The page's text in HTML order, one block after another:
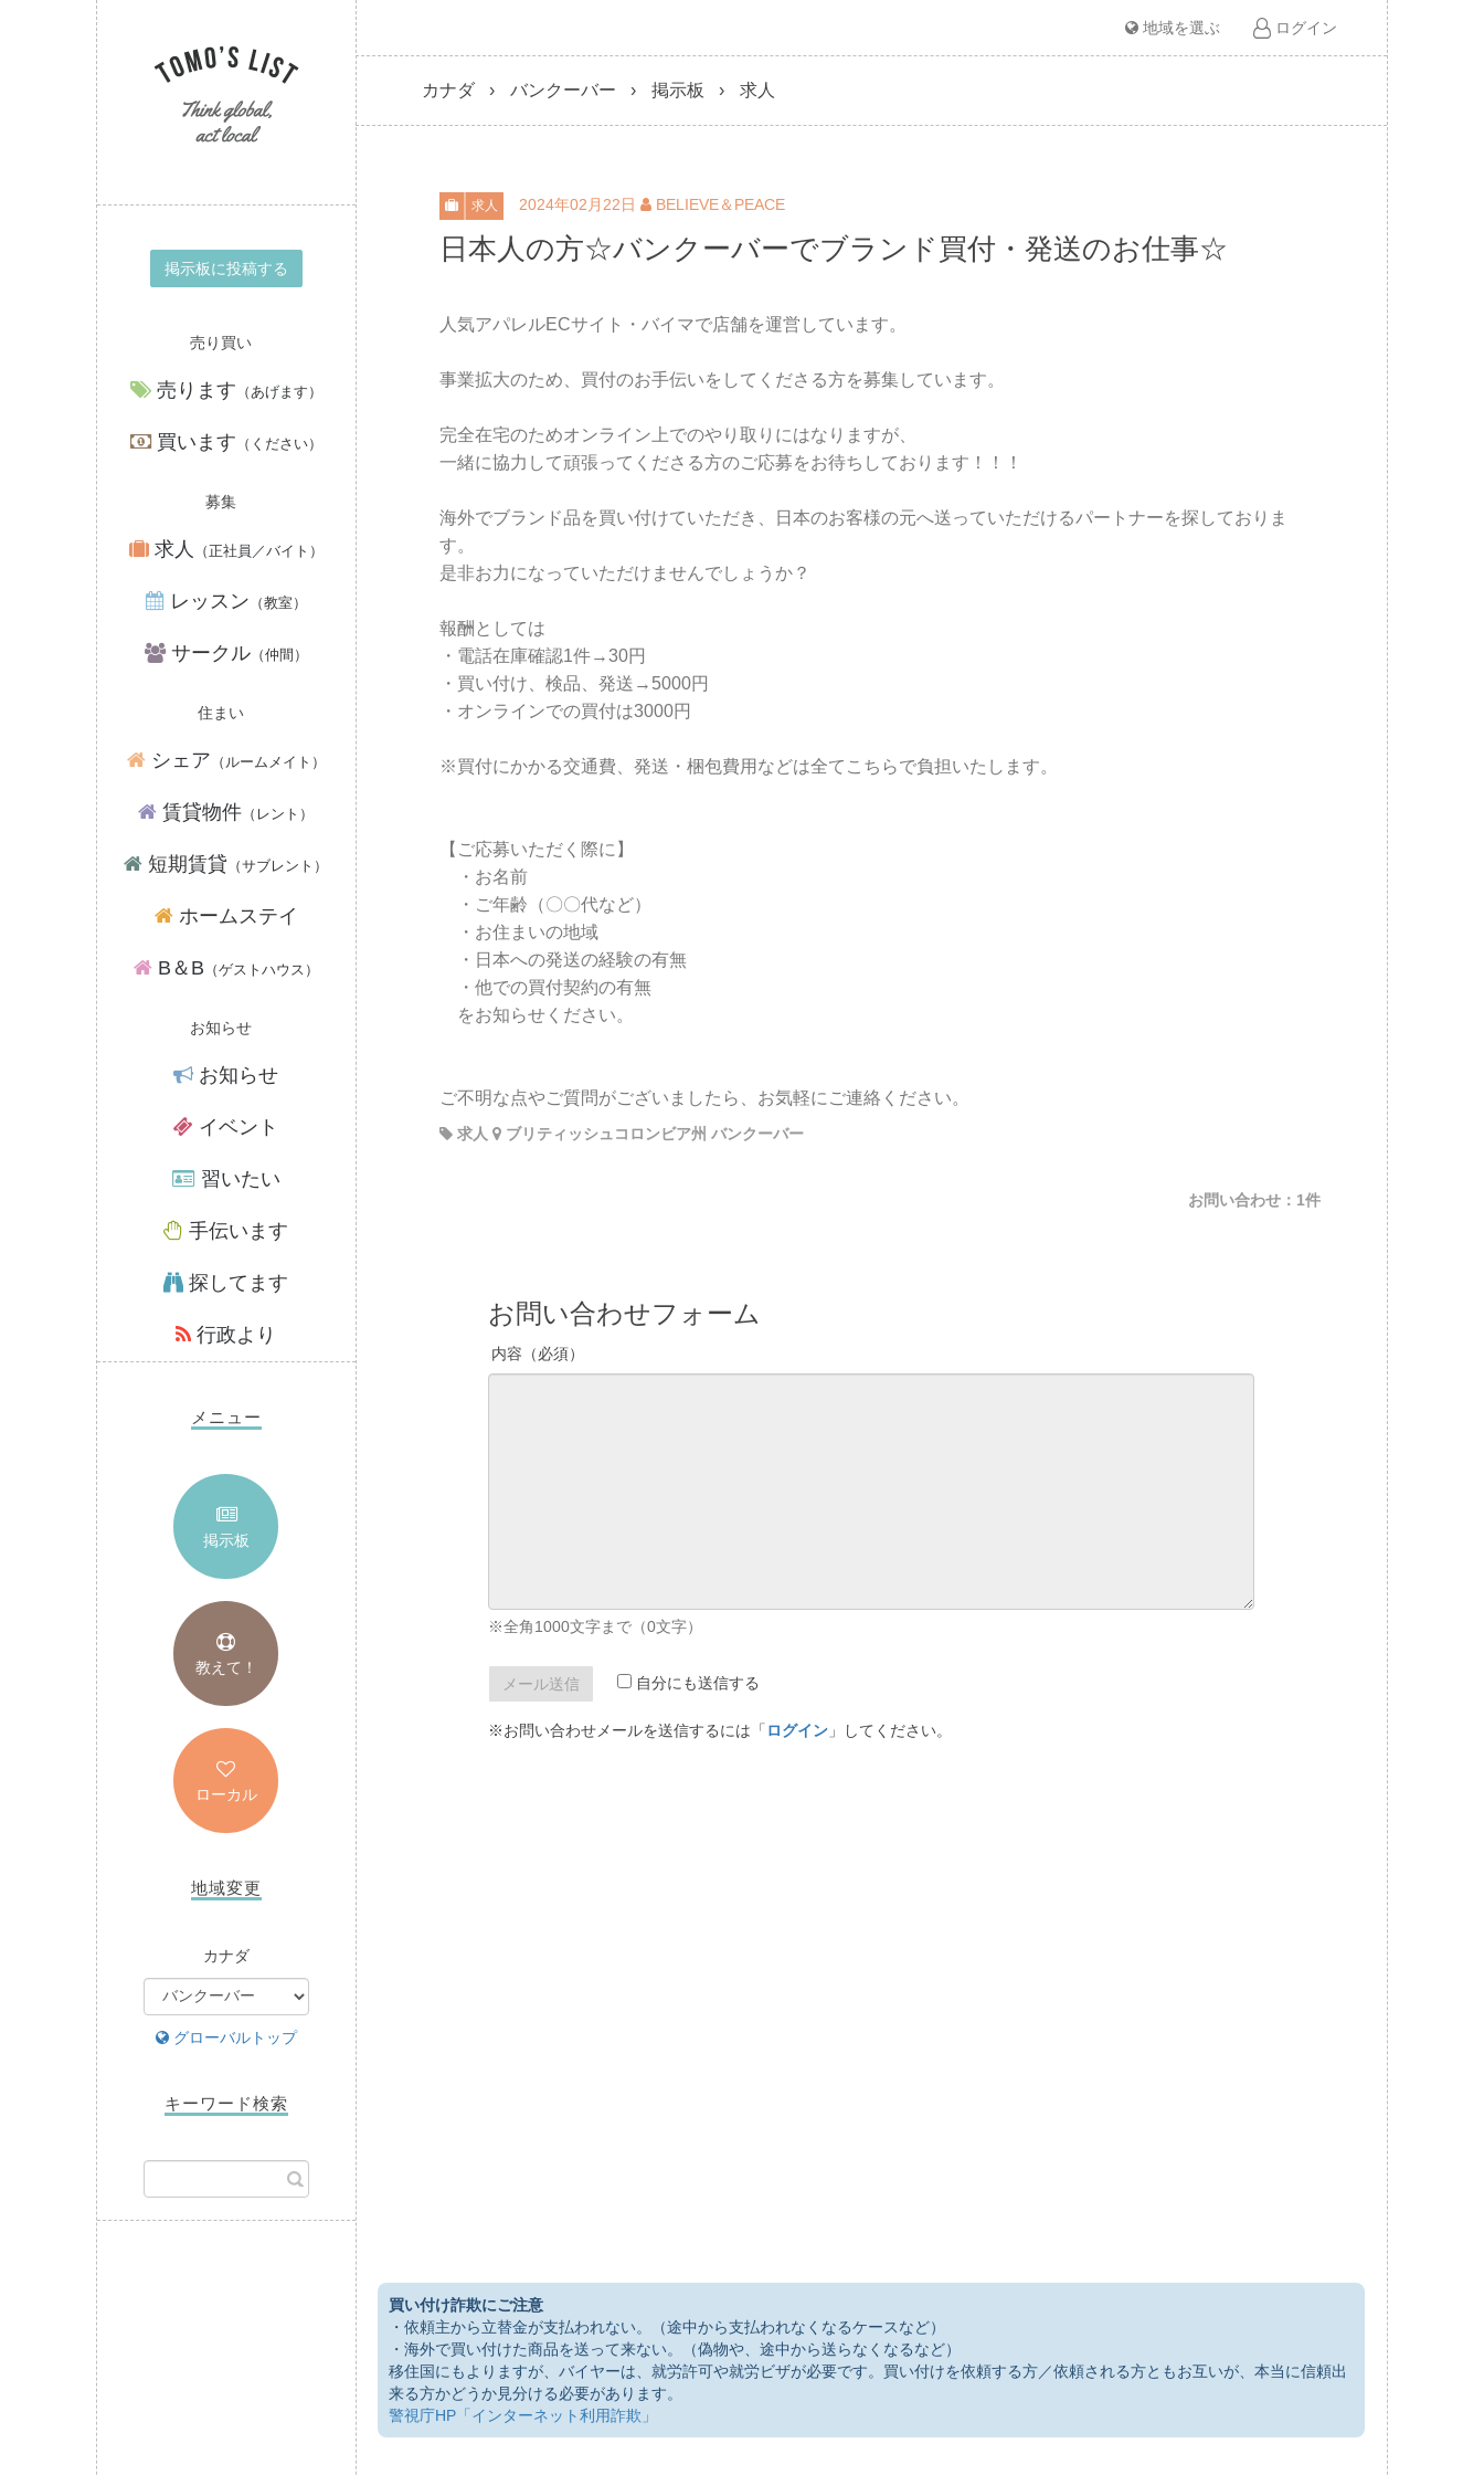
掲示板に投稿する
売り買い
売ります （あげます）
買います （ください）
募集
求人 （正社員／バイト）
レッスン （教室）
サークル（仲間）
住まい
シェア （ルームメイト）
賃貸物件 （レント）
短期賃貸 （サブレント）
ホームステイ
B＆B （ゲストハウス）
お知らせ
お知らせ
イベント
習いたい
手伝います
探してます
行政より
メニュー
掲示板
教えて！
ローカル
地域変更
カナダ
グローバルトップ
キーワード検索
地域を選ぶ ログイン
カナダ バンクーバー 掲示板 求人
求人 2024年02月22日 BELIEVE＆PEACE
日本人の方☆バンクーバーでブランド買付・発送のお仕事☆
人気アパレルECサイト・バイマで店舗を運営しています。
事業拡大のため、買付のお手伝いをしてくださる方を募集しています。
完全在宅のためオンライン上でのやり取りにはなりますが、
一緒に協力して頑張ってくださる方のご応募をお待ちしております！！！
海外でブランド品を買い付けていただき、日本のお客様の元へ送っていただけるパートナーを探しておりま
す。
是非お力になっていただけませんでしょうか？
報酬としては
・電話在庫確認1件→30円
・買い付け、検品、発送→5000円
・オンラインでの買付は3000円
※買付にかかる交通費、発送・梱包費用などは全てこちらで負担いたします。
【ご応募いただく際に】
・お名前
・ご年齢（〇〇代など）
・お住まいの地域
・日本への発送の経験の有無
・他での買付契約の有無
をお知らせください。
ご不明な点やご質問がございましたら、お気軽にご連絡ください。
求人 ブリティッシュコロンビア州 バンクーバー
お問い合わせ：1件
お問い合わせフォーム
内容（必須）
※全角1000文字まで（0文字）
自分にも送信する
※お問い合わせメールを送信するには「 ログイン」してください。
買い付け詐欺にご注意
・依頼主から立替金が支払われない。（途中から支払われなくなるケースなど）
・海外で買い付けた商品を送って来ない。（偽物や、途中から送らなくなるなど）
移住国にもよりますが、バイヤーは、就労許可や就労ビザが必要です。買い付けを依頼する方／依頼される方ともお互いが、本当に信頼出
来る方かどうか見分ける必要があります。
警視庁HP「インターネット利用詐欺」